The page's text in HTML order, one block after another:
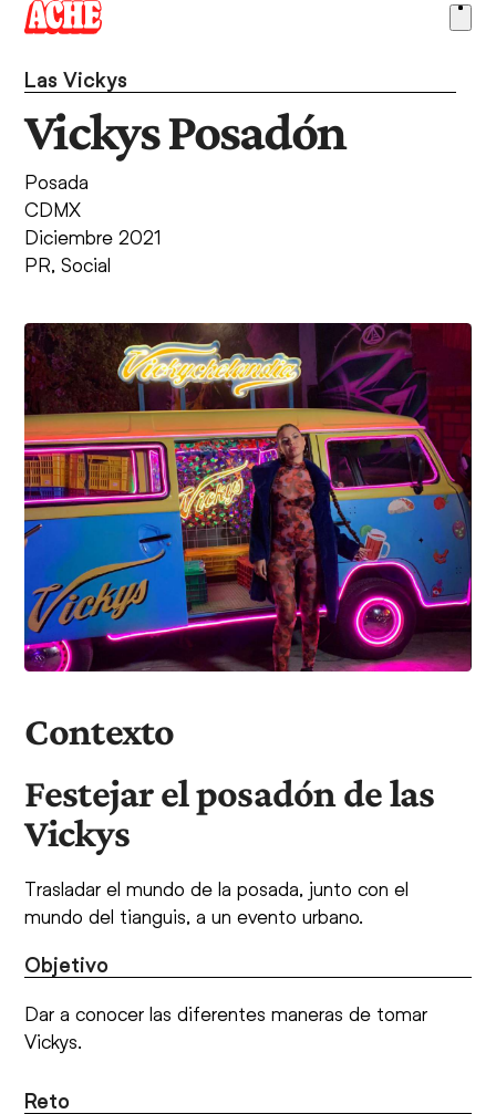
Skip
content
Las Vickys
Vickys Posadón
Posada
CDMX
Diciembre 2021
PR, Social
Contexto
Festejar el posadón de las
Vickys
Trasladar el mundo de la posada, junto con el
mundo del tianguis, a un evento urbano.
Objetivo
Dar a conocer las diferentes maneras de tomar
Vickys.
Reto